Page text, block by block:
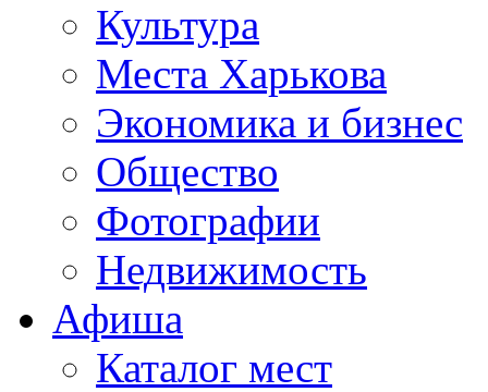
Культура
Места Харькова
Экономика и бизнес
Общество
Фотографии
Недвижимость
Афиша
Каталог мест